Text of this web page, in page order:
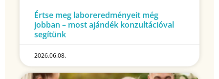
Értse meg laboreredményeit még
jobban – most ajándék konzultációval
segítünk
2026.06.08.